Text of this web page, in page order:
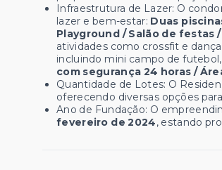
Infraestrutura de Lazer: O
lazer e bem-estar: Duas
Playground / Salão de festas
atividades como crossfit e
incluindo mini campo de
com segurança 24 horas /
Quantidade de Lotes: O
oferecendo diversas opções
Ano de Fundação: O
fevereiro de 2024, estando